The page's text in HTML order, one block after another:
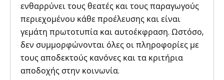
ενθαρρύνει τους θεατές και τους παραγωγούς
περιεχομένου κάθε προέλευσης και είναι
γεμάτη πρωτοτυπία και αυτοέκφραση. Ωστόσο,
δεν συμμορφώνονται όλες οι πληροφορίες με
τους αποδεκτούς κανόνες και τα κριτήρια
αποδοχής στην κοινωνία.